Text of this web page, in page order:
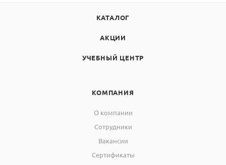
КАТАЛОГ
АКЦИИ
УЧЕБНЫЙ ЦЕНТР
КОМПАНИЯ
О компании
Сотрудники
Вакансии
Сертификаты